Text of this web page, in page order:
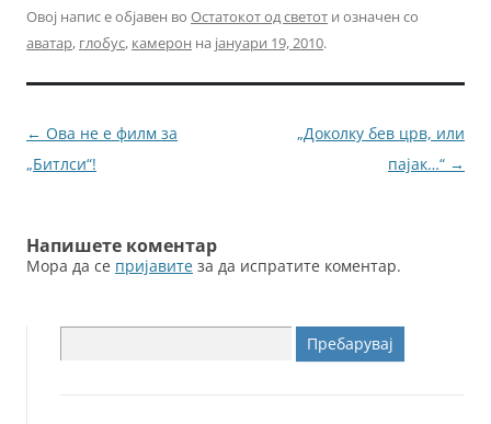
c
e
b
o
o
itt
er
ai
l
ss
e
n
Овој напис е објавен во Остатокот од светот и означен со
аватар, глобус, камерон на јануари 19, 2010.
Навигација
за
← Ова не е филм за
„Битлси“!
„Доколку бев црв, или
пајак…“ →
Напишете коментар
Мора да се пријавите за да испратите коментар.
за: